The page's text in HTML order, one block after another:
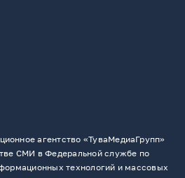
агентство «ТуваМедиаГрупп»
СМИ в Федеральной службе по
технологий и массовых